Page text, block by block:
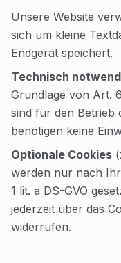
Unsere Website
sich um kleine
Endgerät speichert.
Technisch
Grundlage von Art.
sind für den Betrieb
benötigen keine
Optionale Cookies
werden nur nach
1 lit. a DS-GVO
jederzeit über das
widerrufen.